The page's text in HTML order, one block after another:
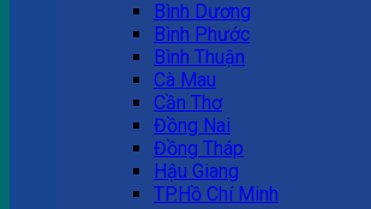
Bình Dương
Bình Phước
Bình Thuận
Cà Mau
Cần Thơ
Đồng Nai
Đồng Tháp
Hậu Giang
TP.Hồ Chí Minh